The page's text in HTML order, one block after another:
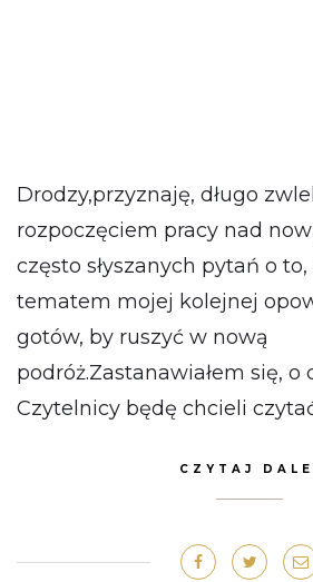
Drodzy,przyznaję, długo
rozpoczęciem pracy nad
często słyszanych pytań o
tematem mojej kolejnej
gotów, by ruszyć w nową
podróż.Zastanawiałem się, o
Czytelnicy będę chcieli
CZYTAJ